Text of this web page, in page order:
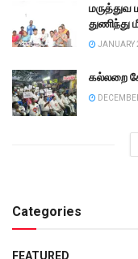
JANUARY
கல்லறை
Categories
FEATURED